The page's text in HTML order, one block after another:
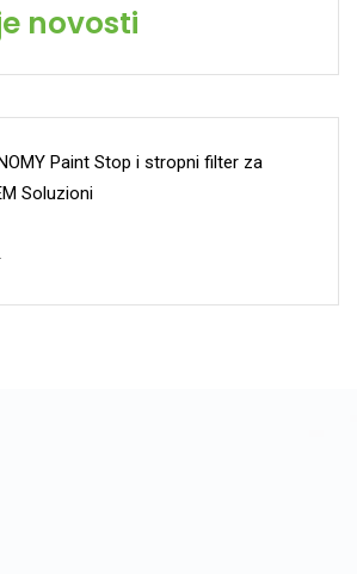
novosti
Paint Stop i stropni filter za
Soluzioni